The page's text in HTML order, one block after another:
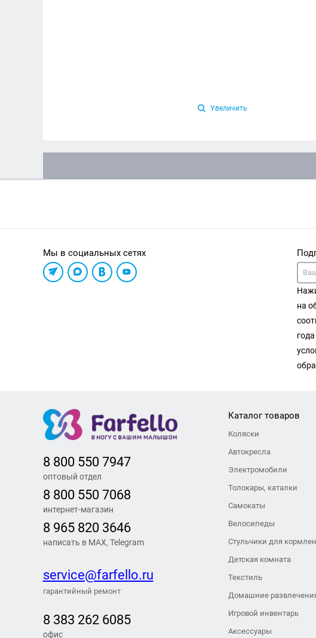
Увеличить
Мы в социальных сетях
на
8 800 550 7947
оптовый отдел
8 800 550 7068
интернет-магазин
8 965 820 3646
написать в MAX, Telegram
service@farfello.ru
гарантийный ремонт
8 383 262 6085
офис
Каталог товаров
Коляски
Автокресла
Электромобили
Толокары, каталки
Самокаты
Велосипеды
Стульчики для
Детская комната
Текстиль
Домашние
Игровой инвентарь
Аксессуары